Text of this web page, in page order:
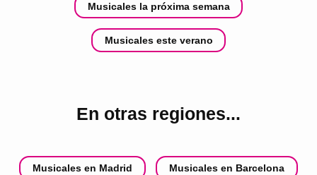
Musicales la próxima semana
Musicales este verano
En otras regiones...
Musicales en Madrid Musicales en Barcelona